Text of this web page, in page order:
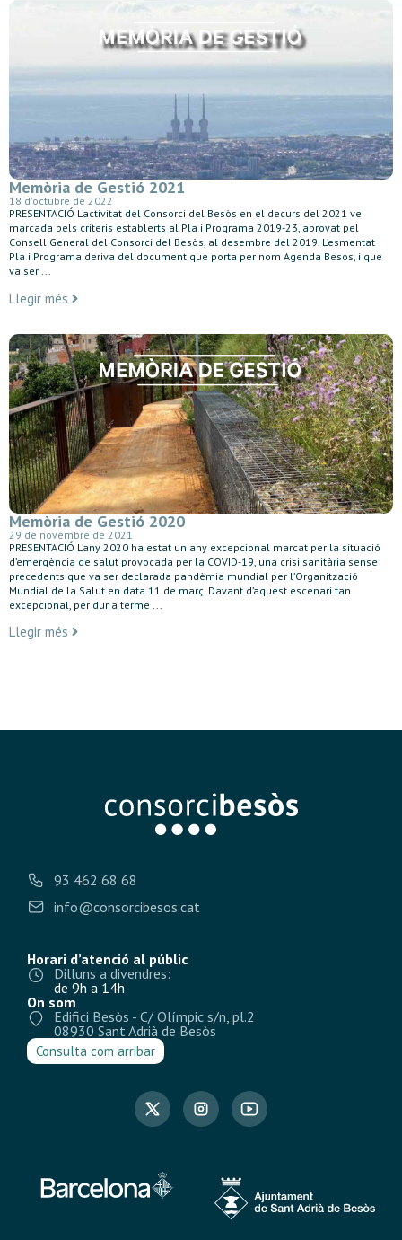
Memòria de Gestió 2021
18 d'octubre de 2022
PRESENTACIÓ L’activitat del Consorci del Besòs en el decurs del 2021 ve
marcada pels criteris establerts al Pla i Programa 2019-23, aprovat pel
Consell General del Consorci del Besòs, al desembre del 2019. L’esmentat
Pla i Programa deriva del document que porta per nom Agenda Besos, i que
va ser ...
Llegir més
Memòria de Gestió 2020
29 de novembre de 2021
PRESENTACIÓ L’any 2020 ha estat un any excepcional marcat per la situació
d’emergència de salut provocada per la COVID-19, una crisi sanitària sense
precedents que va ser declarada pandèmia mundial per l’Organització
Mundial de la Salut en data 11 de març. Davant d’aquest escenari tan
excepcional, per dur a terme ...
Llegir més
93 462 68 68
info@consorcibesos.cat
Horari d’atenció al públic
Dilluns a divendres:
de 9h a 14h
On som
Edifici Besòs - C/ Olímpic s/n, pl.2
08930 Sant Adrià de Besòs
Consulta com arribar